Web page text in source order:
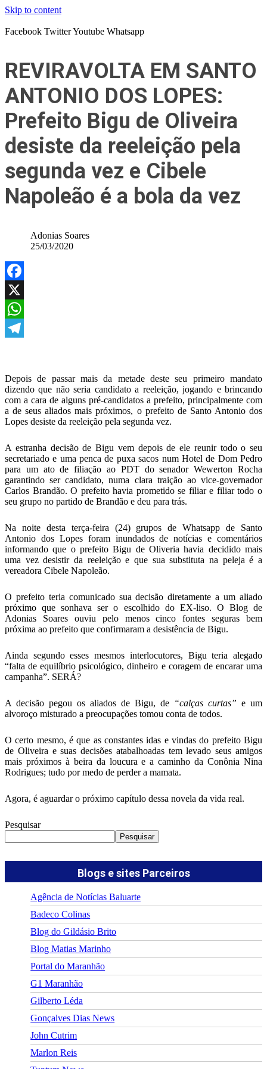
Skip to content
Facebook TwitterYoutube Whatsapp
REVIRAVOLTA EM SANTO
ANTONIO DOS LOPES:
Prefeito Bigu de Oliveira
desiste da reeleição pela
segunda vez e Cibele
Napoleão é a bola da vez
Adonias Soares
25/03/2020
Facebook
X
WhatsApp
Depois de passar mais da metade deste seu primeiro mandato
dizendo que não seria candidato a reeleição, jogando e brincando
com a cara de alguns pré-candidatos a prefeito, principalmente com
a de seus aliados mais próximos, o prefeito de Santo Antonio dos
Lopes desiste da reeleição pela segunda vez.
A estranha decisão de Bigu vem depois de ele reunir todo o seu
secretariado e uma penca de puxa sacos num Hotel de Dom Pedro
para um ato de filiação ao PDT do senador Wewerton Rocha
garantindo ser candidato, numa clara traição ao vice-governador
Carlos Brandão. O prefeito havia prometido se filiar e filiar todo o
seu grupo no partido de Brandão e deu para trás.
Na noite desta terça-feira (24) grupos de Whatsapp de Santo
Antonio dos Lopes foram inundados de notícias e comentários
informando que o prefeito Bigu de Oliveria havia decidido mais
uma vez desistir da reeleição e que sua substituta na peleja é a
vereadora Cibele Napoleão.
O prefeito teria comunicado sua decisão diretamente a um aliado
próximo que sonhava ser o escolhido do EX-liso. O Blog de
Adonias Soares ouviu pelo menos cinco fontes seguras bem
próxima ao prefeito que confirmaram a desistência de Bigu.
Ainda segundo esses mesmos interlocutores, Bigu teria alegado
“falta de equilíbrio psicológico, dinheiro e coragem de encarar uma
campanha”. SERÁ?
A decisão pegou os aliados de Bigu, de “calças curtas” e um
alvoroço misturado a preocupações tomou conta de todos.
O certo mesmo, é que as constantes idas e vindas do prefeito Bigu
de Oliveira e suas decisões atabalhoadas tem levado seus amigos
mais próximos à beira da loucura e a caminho da Conônia Nina
Rodrigues; tudo por medo de perder a mamata.
Agora, é aguardar o próximo capítulo dessa novela da vida real.
Pesquisar
Pesquisar
Blogs e sites Parceiros
Agência de Notícias Baluarte
Badeco Colinas
Blog do Gildásio Brito
Blog Matias Marinho
Portal do Maranhão
G1 Maranhão
Gilberto Léda
Gonçalves Dias News
John Cutrim
Marlon Reis